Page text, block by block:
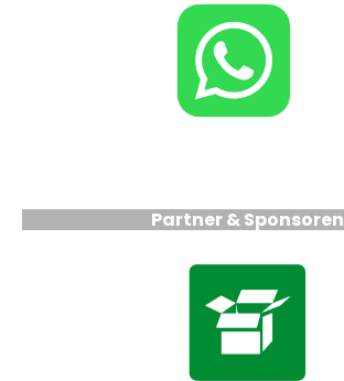
Partner & Sponsoren